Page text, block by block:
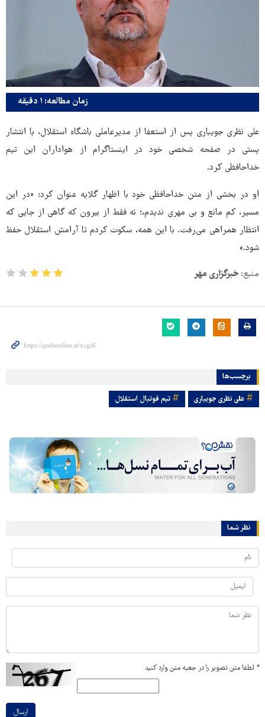
زمان مطالعه: ۱ دقیقه
علی نظری جویباری پس از استعفا از مدیرعاملی باشگاه استقلال، با انتشار
پستی در صفحه شخصی خود در اینستاگرام از هواداران این تیم
خداحافظی کرد.
او در بخشی از متن خداحافظی خود با اظهار گلایه عنوان کرد: «در این
مسیر، کم مانع و بی مهری ندیدم،؛ نه فقط از بیرون که گاهی از جایی که
انتظار همراهی می‌رفت. با این همه، سکوت کردم تا آرامش استقلال حفظ
شود.»
منبع: خبرگزاری مهر
برچسب‌ها
علی نظری جویباری تیم فوتبال استقلال
نظر شما
* لطفا متن تصویر را در جعبه متن وارد کنید
ارسال